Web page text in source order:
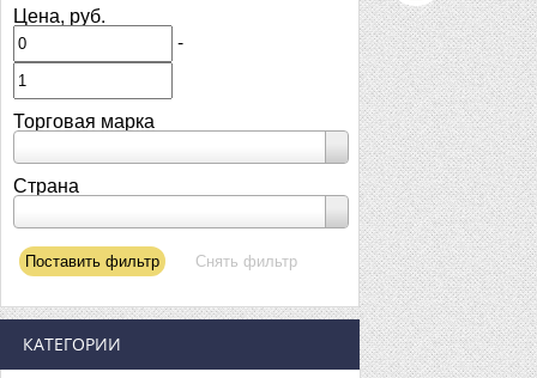
Цена, руб.
-
Торговая марка
Страна
КАТЕГОРИИ